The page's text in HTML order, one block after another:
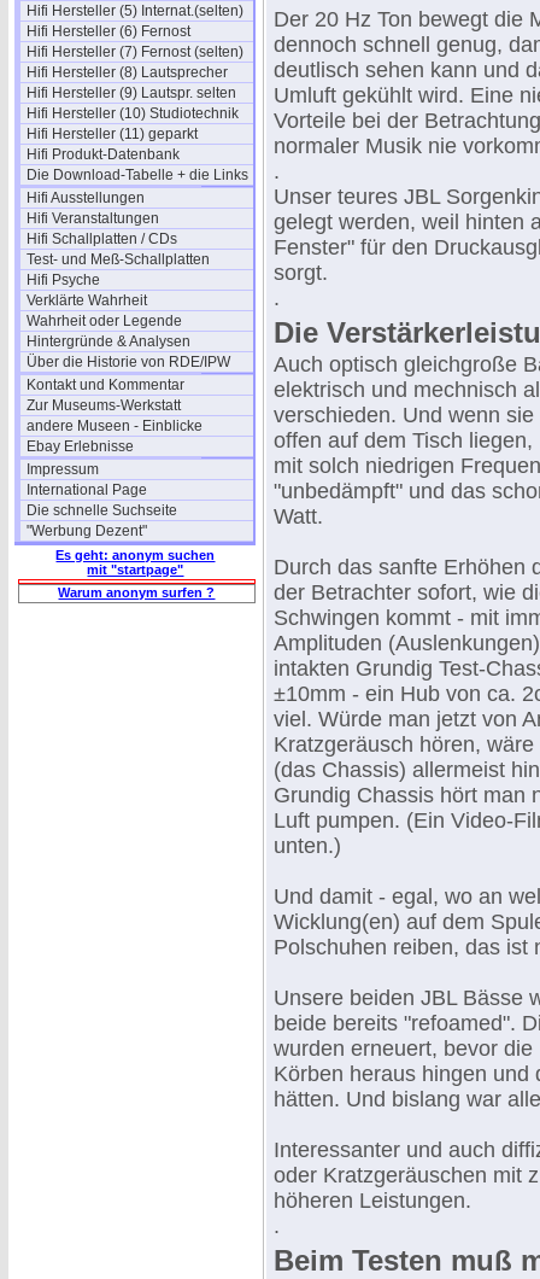
Hifi Hersteller (5) Internat.(selten)
Hifi Hersteller (6) Fernost
Hifi Hersteller (7) Fernost (selten)
Hifi Hersteller (8) Lautsprecher
Hifi Hersteller (9) Lautspr. selten
Hifi Hersteller (10) Studiotechnik
Hifi Hersteller (11) geparkt
Hifi Produkt-Datenbank
Die Download-Tabelle + die Links
Hifi Ausstellungen
Hifi Veranstaltungen
Hifi Schallplatten / CDs
Test- und Meß-Schallplatten
Hifi Psyche
Verklärte Wahrheit
Wahrheit oder Legende
Hintergründe & Analysen
Über die Historie von RDE/IPW
Kontakt und Kommentar
Zur Museums-Werkstatt
andere Museen - Einblicke
Ebay Erlebnisse
Impressum
International Page
Die schnelle Suchseite
"Werbung Dezent"
Es geht: anonym suchen
mit "startpage"
Warum anonym surfen ?
Der 20 Hz Ton bewegt die
dennoch schnell genug,
deutlisch sehen kann und
Umluft gekühlt wird. Eine
Vorteile bei der
normaler Musik nie
.
Unser teures JBL
gelegt werden, weil hinten
Fenster" für den
sorgt.
.
Die
Auch optisch gleichgroße
elektrisch und mechnisch
verschieden. Und wenn
offen auf dem Tisch
mit solch niedrigen
"unbedämpft" und das
Watt.
Durch das sanfte Erhöhen
der Betrachter sofort, wie
Schwingen kommt - mit
Amplituden
intakten Grundig Test-
±10mm - ein Hub von ca.
viel. Würde man jetzt von
Kratzgeräusch hören,
(das Chassis) allermeist
Grundig Chassis hört man
Luft pumpen. (Ein Video-
unten.)
Und damit - egal, wo an
Wicklung(en) auf dem
Polschuhen reiben, das ist
Unsere beiden JBL Bässe
beide bereits "refoamed".
wurden erneuert, bevor
Körben heraus hingen und
hätten. Und bislang war
Interessanter und auch
oder Kratzgeräuschen mit
höheren Leistungen.
.
Beim Testen muß